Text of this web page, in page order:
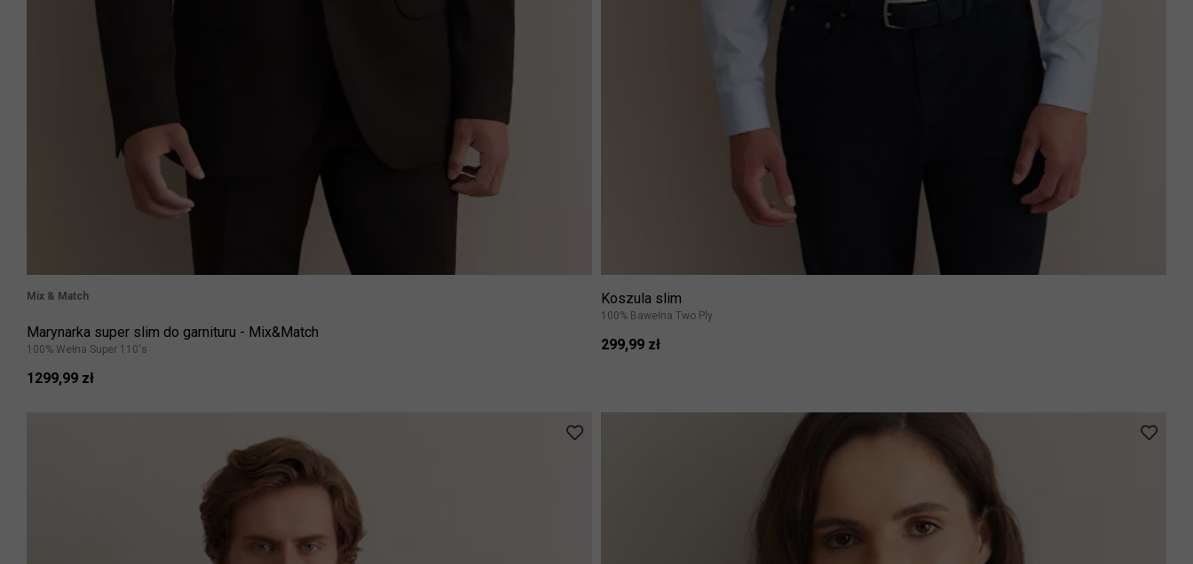
Mix & Match
Marynarka super slim do garnituru - Mix&Match
100% Wełna Super 110's
1299,99 zł
Koszula slim
100% Bawełna Two Ply
299,99 zł